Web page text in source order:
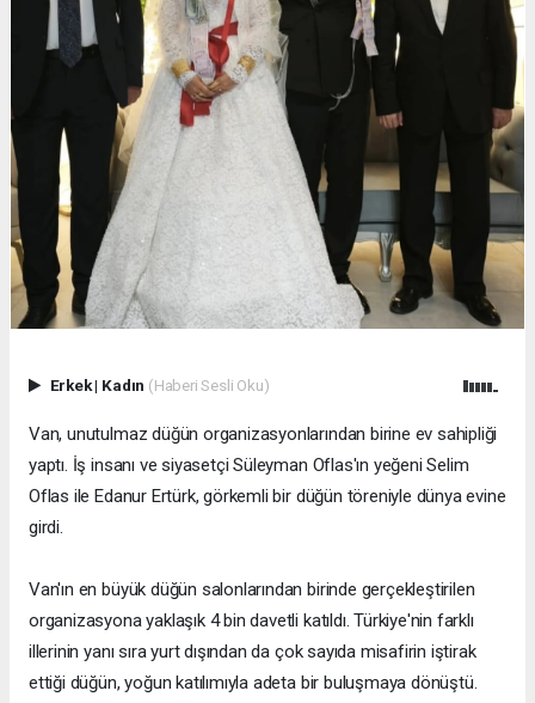
Erkek| Kadın (Haberi Sesli Oku)
Van, unutulmaz düğün organizasyonlarından birine ev sahipliği
yaptı. İş insanı ve siyasetçi Süleyman Oflas'ın yeğeni Selim
Oflas ile Edanur Ertürk, görkemli bir düğün töreniyle dünya evine
girdi.
Van'ın en büyük düğün salonlarından birinde gerçekleştirilen
organizasyona yaklaşık 4 bin davetli katıldı. Türkiye'nin farklı
illerinin yanı sıra yurt dışından da çok sayıda misafirin iştirak
ettiği düğün, yoğun katılımıyla adeta bir buluşmaya dönüştü.